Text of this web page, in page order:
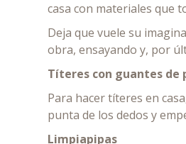
casa con materiales que
Deja que vuele su
obra, ensayando y, por
Títeres con guantes de
Para hacer títeres en
punta de los dedos y
Limpiapipas